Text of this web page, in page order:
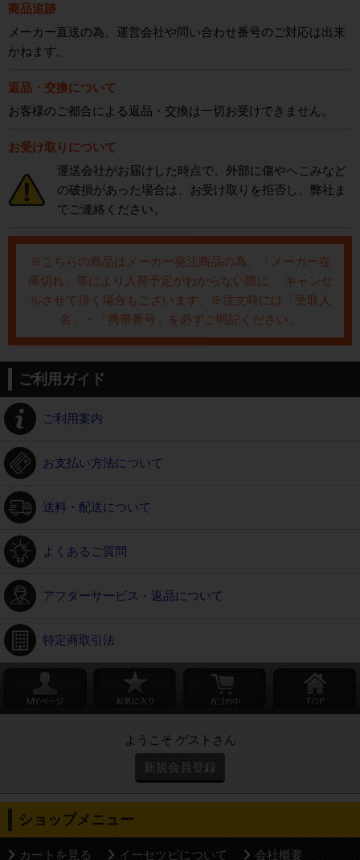
商品追跡
メーカー直送の為、運営会社や問い合わせ番号のご対応は出来
かねます。
返品・交換について
お客様のご都合による返品・交換は一切お受けできません。
お受け取りについて
運送会社がお届けした時点で、外部に傷やへこみなど
の破損があった場合は、お受け取りを拒否し、弊社ま
でご連絡ください。
※こちらの商品はメーカー発注商品の為、「メーカー在
庫切れ」等により入荷予定がわからない際に、 キャンセ
ルさせて頂く場合もございます。※注文時には「受取人
名」・「携帯番号」を必ずご明記ください。
ご利用ガイド
ご利用案内
お支払い方法について
送料・配送について
よくあるご質問
アフターサービス・返品について
特定商取引法
ようこそ ゲストさん
新規会員登録
ショップメニュー
カートを見る イーセツビについて 会社概要